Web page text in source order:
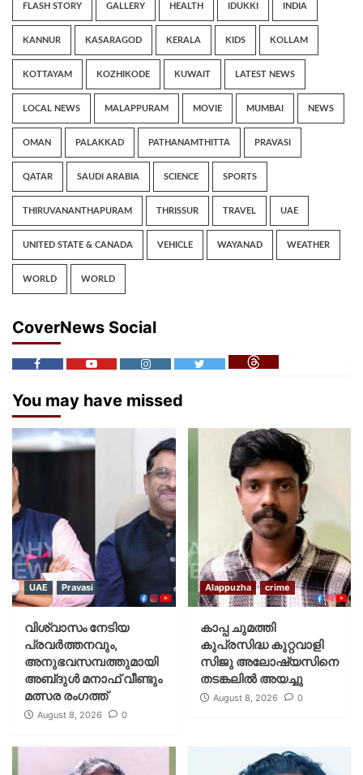
FLASH STORY GALLERY HEALTH IDUKKI INDIA
KANNUR KASARAGOD KERALA KIDS KOLLAM
KOTTAYAM KOZHIKODE KUWAIT LATEST NEWS
LOCAL NEWS MALAPPURAM MOVIE MUMBAI NEWS
OMAN PALAKKAD PATHANAMTHITTA PRAVASI
QATAR SAUDI ARABIA SCIENCE SPORTS
THIRUVANANTHAPURAM THRISSUR TRAVEL UAE
UNITED STATE & CANADA VEHICLE WAYANAD WEATHER
WORLD WORLD
CoverNews Social
You may have missed
UAE Pravasi
വിശ്വാസം നേടിയ
പ്രവർത്തനവും,
അനുഭവസമ്പത്തുമായി
അബ്‌ദുൾ മനാഫ് വീണ്ടും
മത്സര രംഗത്ത്
August 8, 2026 0
Alappuzha crime
കാപ്പ ചുമത്തി
കുപ്രസിദ്ധ കുറ്റവാളി
സിജു അലോഷ്യസിനെ
തടങ്കലിൽ അയച്ചു
August 8, 2026 0